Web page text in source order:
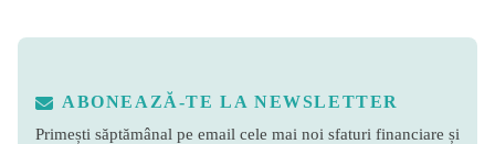
ABONEAZĂ-TE LA NEWSLETTER
Primești săptămânal pe email cele mai noi sfaturi financiare și